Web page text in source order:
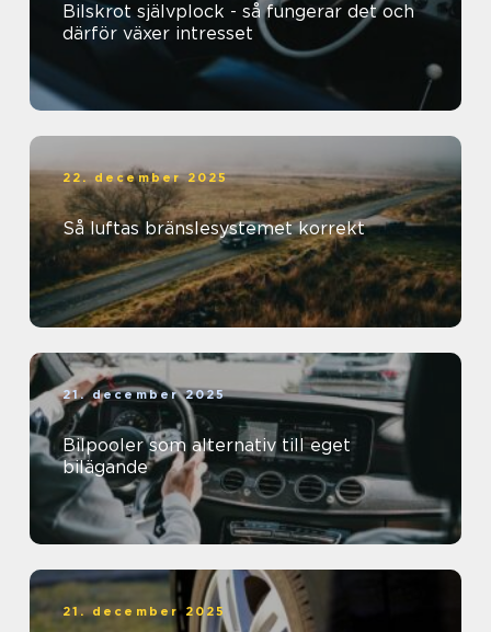
Bilskrot självplock - så fungerar det och
därför växer intresset
22. december 2025
Så luftas bränslesystemet korrekt
21. december 2025
Bilpooler som alternativ till eget
bilägande
21. december 2025